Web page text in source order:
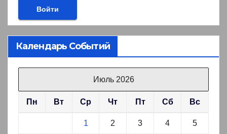
Календарь Событий
Июль 2026
Пн Вт Ср Чт Пт Сб Вс
1 2 3 4 5